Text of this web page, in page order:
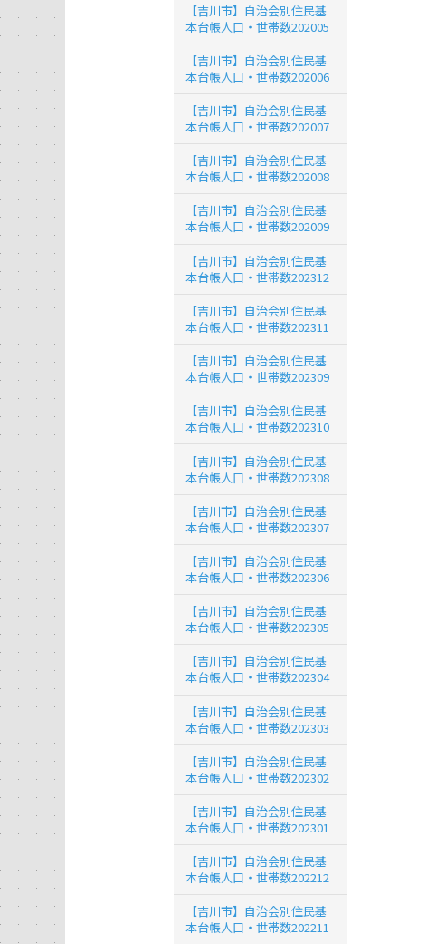
【吉川市】自治会別住民基
本台帳人口・世帯数202005
【吉川市】自治会別住民基
本台帳人口・世帯数202006
【吉川市】自治会別住民基
本台帳人口・世帯数202007
【吉川市】自治会別住民基
本台帳人口・世帯数202008
【吉川市】自治会別住民基
本台帳人口・世帯数202009
【吉川市】自治会別住民基
本台帳人口・世帯数202312
【吉川市】自治会別住民基
本台帳人口・世帯数202311
【吉川市】自治会別住民基
本台帳人口・世帯数202309
【吉川市】自治会別住民基
本台帳人口・世帯数202310
【吉川市】自治会別住民基
本台帳人口・世帯数202308
【吉川市】自治会別住民基
本台帳人口・世帯数202307
【吉川市】自治会別住民基
本台帳人口・世帯数202306
【吉川市】自治会別住民基
本台帳人口・世帯数202305
【吉川市】自治会別住民基
本台帳人口・世帯数202304
【吉川市】自治会別住民基
本台帳人口・世帯数202303
【吉川市】自治会別住民基
本台帳人口・世帯数202302
【吉川市】自治会別住民基
本台帳人口・世帯数202301
【吉川市】自治会別住民基
本台帳人口・世帯数202212
【吉川市】自治会別住民基
本台帳人口・世帯数202211